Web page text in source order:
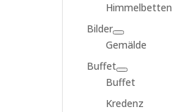
Himmelbetten
Bilder
Gemälde
Buffet
Buffet
Kredenz